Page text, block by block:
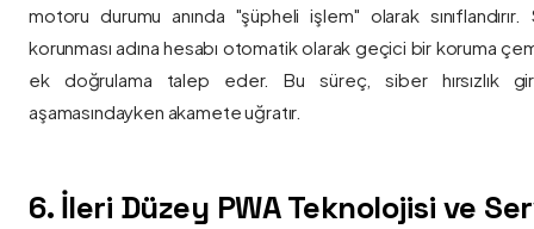
motoru durumu anında "şüpheli işlem" olarak sınıflandırır.
korunması adına hesabı otomatik olarak geçici bir koruma
ek doğrulama talep eder. Bu süreç, siber hırsızlık
aşamasındayken akamete uğratır.
6. İleri Düzey PWA Teknolojisi ve